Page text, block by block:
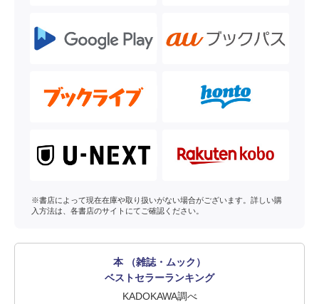
※書店によって現在在庫や取り扱いがない場合がございます。詳しい購
入方法は、各書店のサイトにてご確認ください。
本 （雑誌・ムック）
ベストセラーランキング
KADOKAWA調べ